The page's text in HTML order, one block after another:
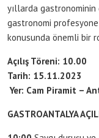
yıllarda
gastronomi
konusunda önemli bir
Açılış Töreni: 10.00
Tarih: 15.11.2023
Yer: Cam Piramit –
GASTROANTALYA